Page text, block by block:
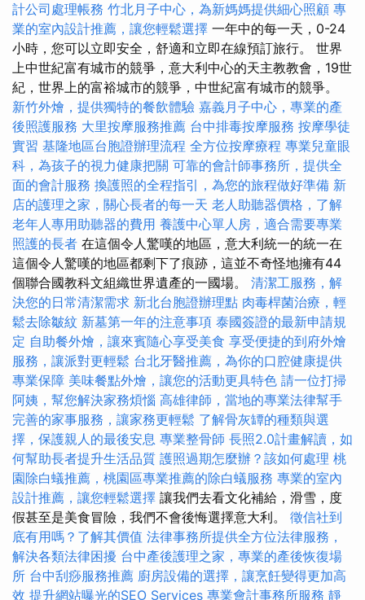
計公司處理帳務 竹北月子中心，為新媽媽提供細心照顧 專
業的室內設計推薦，讓您輕鬆選擇 一年中的每一天，0-24
小時，您可以立即安全，舒適和立即在線預訂旅行。 世界
上中世紀富有城市的競爭，意大利中心的天主教教會，19世
紀，世界上的富裕城市的競爭，中世紀富有城市的競爭。
新竹外燴，提供獨特的餐飲體驗 嘉義月子中心，專業的產
後照護服務 大里按摩服務推薦 台中排毒按摩服務 按摩學徒
實習 基隆地區台胞證辦理流程 全方位按摩療程 專業兒童眼
科，為孩子的視力健康把關 可靠的會計師事務所，提供全
面的會計服務 換護照的全程指引，為您的旅程做好準備 新
店的護理之家，關心長者的每一天 老人助聽器價格，了解
老年人專用助聽器的費用 養護中心單人房，適合需要專業
照護的長者 在這個令人驚嘆的地區，意大利統一的統一在
這個令人驚嘆的地區都剩下了痕跡，這並不奇怪地擁有44
個聯合國教科文組織世界遺產的一國場。 清潔工服務，解
決您的日常清潔需求 新北台胞證辦理點 肉毒桿菌治療，輕
鬆去除皺紋 新墓第一年的注意事項 泰國簽證的最新申請規
定 自助餐外燴，讓來賓隨心享受美食 享受便捷的到府外燴
服務，讓派對更輕鬆 台北牙醫推薦，為你的口腔健康提供
專業保障 美味餐點外燴，讓您的活動更具特色 請一位打掃
阿姨，幫您解決家務煩惱 高雄律師，當地的專業法律幫手
完善的家事服務，讓家務更輕鬆 了解骨灰罈的種類與選
擇，保護親人的最後安息 專業整骨師 長照2.0計畫解讀，如
何幫助長者提升生活品質 護照過期怎麼辦？該如何處理 桃
園除白蟻推薦，桃園區專業推薦的除白蟻服務 專業的室內
設計推薦，讓您輕鬆選擇 讓我們去看文化補給，滑雪，度
假甚至是美食冒險，我們不會後悔選擇意大利。 徵信社到
底有用嗎？了解其價值 法律事務所提供全方位法律服務，
解決各類法律困擾 台中產後護理之家，專業的產後恢復場
所 台中刮痧服務推薦 廚房設備的選擇，讓烹飪變得更加高
效 提升網站曝光的SEO Services 專業會計事務所服務 靜